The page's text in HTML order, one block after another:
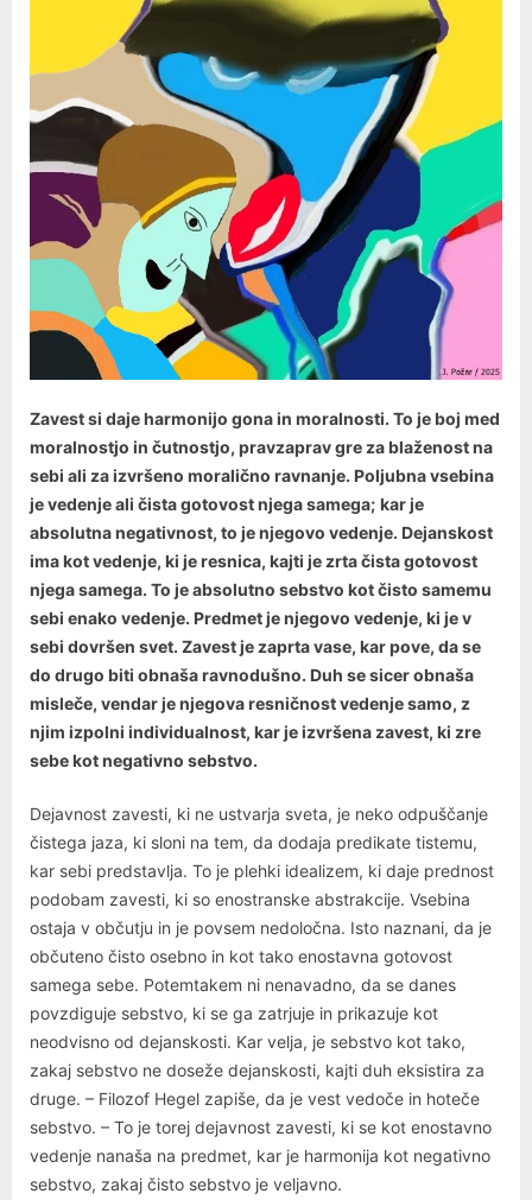
Zavest si daje harmonijo gona in moralnosti. To je boj med
moralnostjo in čutnostjo, pravzaprav gre za blaženost na
sebi ali za izvršeno moralično ravnanje. Poljubna vsebina
je vedenje ali čista gotovost njega samega; kar je
absolutna negativnost, to je njegovo vedenje. Dejanskost
ima kot vedenje, ki je resnica, kajti je zrta čista gotovost
njega samega. To je absolutno sebstvo kot čisto samemu
sebi enako vedenje. Predmet je njegovo vedenje, ki je v
sebi dovršen svet. Zavest je zaprta vase, kar pove, da se
do drugo biti obnaša ravnodušno. Duh se sicer obnaša
misleče, vendar je njegova resničnost vedenje samo, z
njim izpolni individualnost, kar je izvršena zavest, ki zre
sebe kot negativno sebstvo.
Dejavnost zavesti, ki ne ustvarja sveta, je neko odpuščanje
čistega jaza, ki sloni na tem, da dodaja predikate tistemu,
kar sebi predstavlja. To je plehki idealizem, ki daje prednost
podobam zavesti, ki so enostranske abstrakcije. Vsebina
ostaja v občutju in je povsem nedoločna. Isto naznani, da je
občuteno čisto osebno in kot tako enostavna gotovost
samega sebe. Potemtakem ni nenavadno, da se danes
povzdiguje sebstvo, ki se ga zatrjuje in prikazuje kot
neodvisno od dejanskosti. Kar velja, je sebstvo kot tako,
zakaj sebstvo ne doseže dejanskosti, kajti duh eksistira za
druge. – Filozof Hegel zapiše, da je vest vedoče in hoteče
sebstvo. – To je torej dejavnost zavesti, ki se kot enostavno
vedenje nanaša na predmet, kar je harmonija kot negativno
sebstvo, zakaj čisto sebstvo je veljavno.